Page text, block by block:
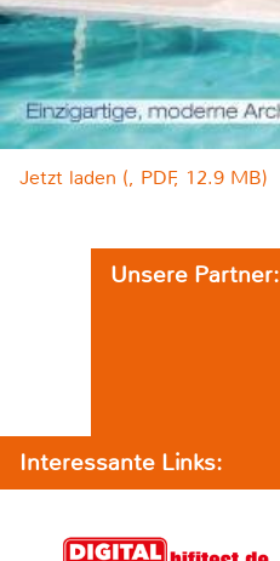
Jetzt laden (, PDF, 12.9 MB)
Unsere Partner:
Interessante Links: